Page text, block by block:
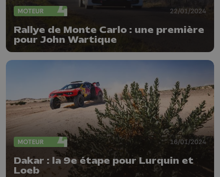
MOTEUR 22/01/2024
Rallye de Monte Carlo : une première
pour John Wartique
MOTEUR 16/01/2024
Dakar : la 9e étape pour Lurquin et
Loeb